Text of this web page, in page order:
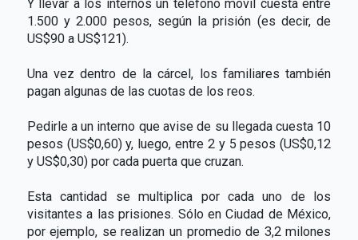
Y llevar a los internos un teléfono móvil cuesta entre
1.500 y 2.000 pesos, según la prisión (es decir, de
US$90 a US$121).
Una vez dentro de la cárcel, los familiares también
pagan algunas de las cuotas de los reos.
Pedirle a un interno que avise de su llegada cuesta 10
pesos (US$0,60) y, luego, entre 2 y 5 pesos (US$0,12
y US$0,30) por cada puerta que cruzan.
Esta cantidad se multiplica por cada uno de los
visitantes a las prisiones. Sólo en Ciudad de México,
por ejemplo, se realizan un promedio de 3,2 milones